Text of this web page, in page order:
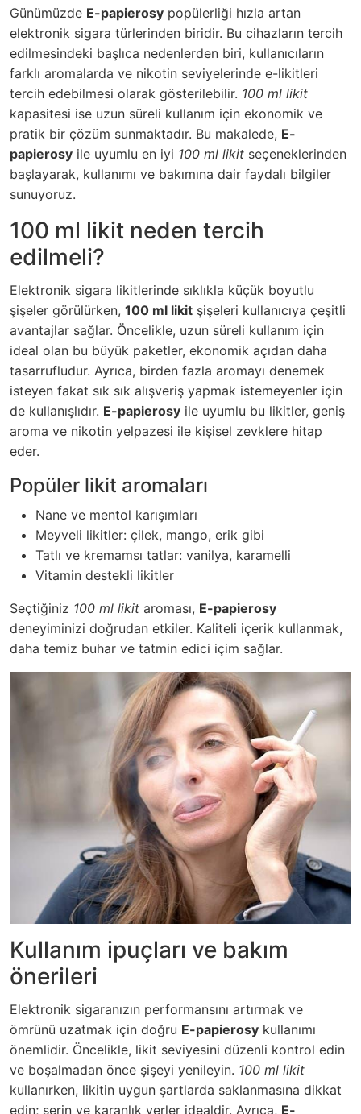
Günümüzde E-papierosy popülerliği hızla artan
elektronik sigara türlerinden biridir. Bu cihazların tercih
edilmesindeki başlıca nedenlerden biri, kullanıcıların
farklı aromalarda ve nikotin seviyelerinde e-likitleri
tercih edebilmesi olarak gösterilebilir. 100 ml likit
kapasitesi ise uzun süreli kullanım için ekonomik ve
pratik bir çözüm sunmaktadır. Bu makalede, E-
papierosy ile uyumlu en iyi 100 ml likit seçeneklerinden
başlayarak, kullanımı ve bakımına dair faydalı bilgiler
sunuyoruz.
100 ml likit neden tercih
edilmeli?
Elektronik sigara likitlerinde sıklıkla küçük boyutlu
şişeler görülürken, 100 ml likit şişeleri kullanıcıya çeşitli
avantajlar sağlar. Öncelikle, uzun süreli kullanım için
ideal olan bu büyük paketler, ekonomik açıdan daha
tasarrufludur. Ayrıca, birden fazla aromayı denemek
isteyen fakat sık sık alışveriş yapmak istemeyenler için
de kullanışlıdır. E-papierosy ile uyumlu bu likitler, geniş
aroma ve nikotin yelpazesi ile kişisel zevklere hitap
eder.
Popüler likit aromaları
Nane ve mentol karışımları
Meyveli likitler: çilek, mango, erik gibi
Tatlı ve kremamsı tatlar: vanilya, karamelli
Vitamin destekli likitler
Seçtiğiniz 100 ml likit aroması, E-papierosy
deneyiminizi doğrudan etkiler. Kaliteli içerik kullanmak,
daha temiz buhar ve tatmin edici içim sağlar.
Kullanım ipuçları ve bakım
önerileri
Elektronik sigaranızın performansını artırmak ve
ömrünü uzatmak için doğru E-papierosy kullanımı
önemlidir. Öncelikle, likit seviyesini düzenli kontrol edin
ve boşalmadan önce şişeyi yenileyin. 100 ml likit
kullanırken, likitin uygun şartlarda saklanmasına dikkat
edin; serin ve karanlık yerler idealdir. Ayrıca, E-